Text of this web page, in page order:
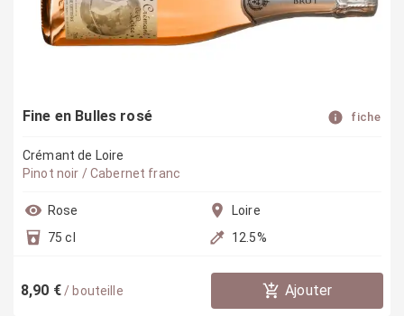
Fine en Bulles rosé fiche
Crémant de Loire
Pinot noir / Cabernet franc
Rose
Loire
75 cl
12.5%
8,90 €/ bouteille Ajouter